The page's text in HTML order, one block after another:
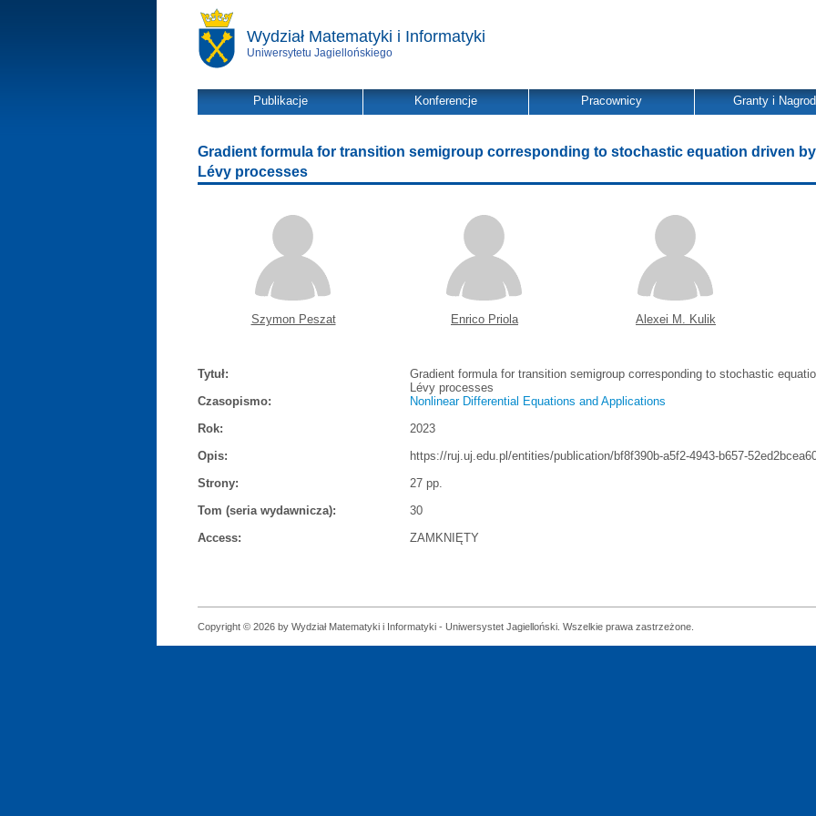
Wydział Matematyki i Informatyki
Uniwersytetu Jagiellońskiego
Publikacje Konferencje Pracownicy Granty i
Gradient formula for transition semigroup corresponding to stochastic equation driven
Lévy processes
Szymon Peszat Enrico Priola Alexei M. Kulik
Tytuł:
Gradient formula for transition semigroup corresponding to stochastic
Lévy processes
Czasopismo:
Nonlinear Differential Equations and Applications
Rok:
2023
Opis:
https://ruj.uj.edu.pl/entities/publication/bf8f390b-a5f2-4943-b657-
Strony:
27 pp.
Tom (seria wydawnicza):
30
Access:
ZAMKNIĘTY
Copyright © 2026 by Wydział Matematyki i Informatyki - Uniwersystet Jagielloński. Wszelkie prawa zastrzeżone.